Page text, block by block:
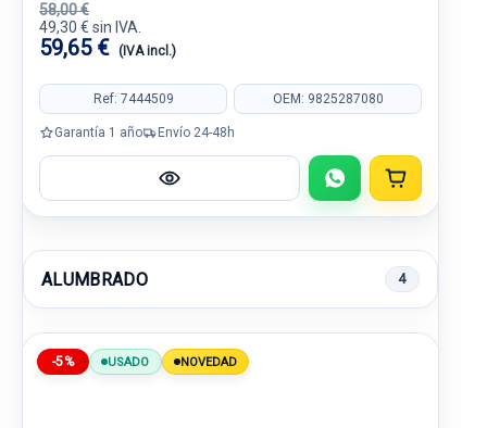
58,00 €
49,30 € sin IVA.
59,65 € (IVA incl.)
Ref: 7444509 OEM: 9825287080
Garantía 1 año Envío 24-48h
ALUMBRADO 4
-5% USADO NOVEDAD